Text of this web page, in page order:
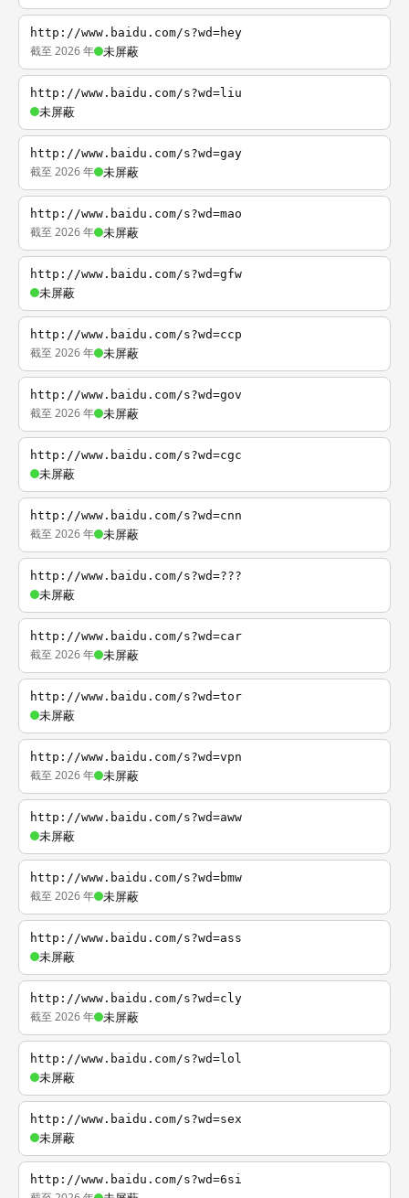
http://www.baidu.com/s?wd=hey
截至 2026 年 未屏蔽
http://www.baidu.com/s?wd=liu
未屏蔽
http://www.baidu.com/s?wd=gay
截至 2026 年 未屏蔽
http://www.baidu.com/s?wd=mao
截至 2026 年 未屏蔽
http://www.baidu.com/s?wd=gfw
未屏蔽
http://www.baidu.com/s?wd=ccp
截至 2026 年 未屏蔽
http://www.baidu.com/s?wd=gov
截至 2026 年 未屏蔽
http://www.baidu.com/s?wd=cgc
未屏蔽
http://www.baidu.com/s?wd=cnn
截至 2026 年 未屏蔽
http://www.baidu.com/s?wd=???
未屏蔽
http://www.baidu.com/s?wd=car
截至 2026 年 未屏蔽
http://www.baidu.com/s?wd=tor
未屏蔽
http://www.baidu.com/s?wd=vpn
截至 2026 年 未屏蔽
http://www.baidu.com/s?wd=aww
未屏蔽
http://www.baidu.com/s?wd=bmw
截至 2026 年 未屏蔽
http://www.baidu.com/s?wd=ass
未屏蔽
http://www.baidu.com/s?wd=cly
截至 2026 年 未屏蔽
http://www.baidu.com/s?wd=lol
未屏蔽
http://www.baidu.com/s?wd=sex
未屏蔽
http://www.baidu.com/s?wd=6si